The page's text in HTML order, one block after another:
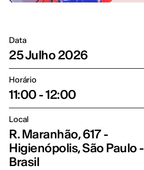
Data
25 Julho 2026
Horário
11:00 - 12:00
Local
R. Maranhão, 617 -
Higienópolis, São Paulo -
Brasil